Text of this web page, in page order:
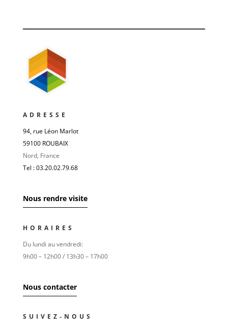
ADRESSE
94, rue Léon Marlot
59100 ROUBAIX
Nord, France
Tel : 03.20.02.79.68
Nous rendre visite
HORAIRES
Du lundi au vendredi:
9h00 – 12h00 / 13h30 – 17h00
Nous contacter
SUIVEZ-NOUS